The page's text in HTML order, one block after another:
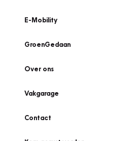
E-Mobility
GroenGedaan
Over ons
Vakgarage
Contact